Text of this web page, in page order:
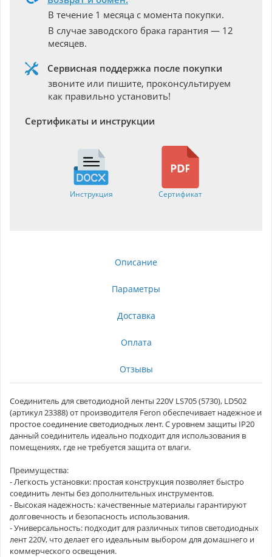
В течение 1 месяца с момента покупки.
В случае заводского брака гарантия — 12
месяцев.
Сервисная поддержка после покупки
звоните или пишите, проконсультируем
как правильно установить!
Сертификаты и инструкции
Инструкция Сертификат
Описание
Параметры
Доставка
Оплата
Отзывы
Соединитель для светодиодной ленты 220V LS705 (5730), LD502
(артикул 23388) от производителя Feron обеспечивает надежное и
простое соединение светодиодных лент. С уровнем защиты IP20
данный соединитель идеально подходит для использования в
помещениях, где не требуется защита от влаги.
Преимущества:
- Легкость установки: простая конструкция позволяет быстро
соединить ленты без дополнительных инструментов.
- Высокая надежность: качественные материалы гарантируют
долговечность и безопасность использования.
- Универсальность: подходит для различных типов светодиодных
лент 220V, что делает его идеальным выбором для домашнего и
коммерческого освещения.